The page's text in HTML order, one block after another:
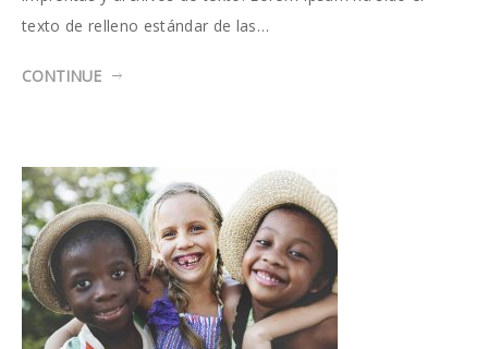
texto de relleno estándar de las…
CONTINUE